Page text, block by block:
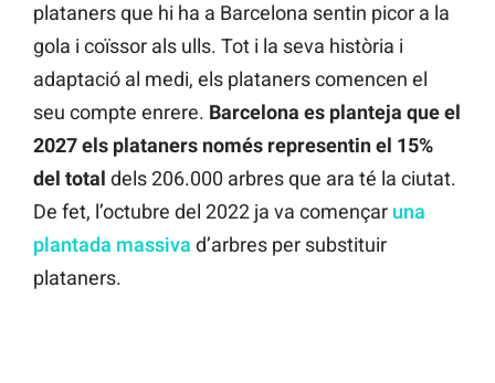
plataners que hi ha a Barcelona sentin picor a la
gola i coïssor als ulls. Tot i la seva història i
adaptació al medi, els plataners comencen el
seu compte enrere. Barcelona es planteja que el
2027 els plataners només representin el 15%
del total dels 206.000 arbres que ara té la ciutat.
De fet, l’octubre del 2022 ja va començar una
plantada massiva d’arbres per substituir
plataners.